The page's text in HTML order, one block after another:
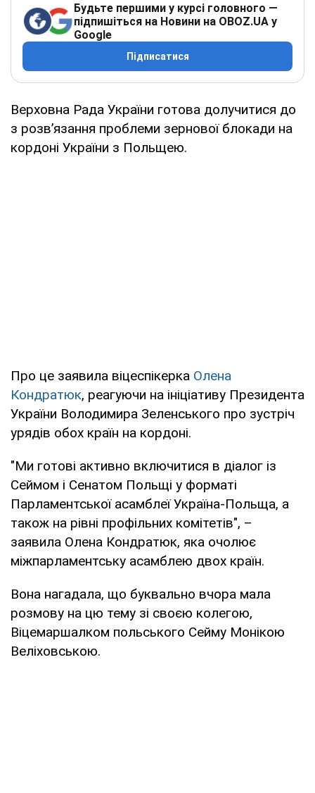
Будьте першими у курсі головного —
підпишіться на Новини на OBOZ.UA у
Google
Підписатися
Верховна Рада України готова долучитися до
з розв’язання проблеми зернової блокади на
кордоні України з Польщею.
Про це заявила віцеспікерка Олена
Кондратюк, реагуючи на ініціативу Президента
України Володимира Зеленського про зустріч
урядів обох країн на кордоні.
"Ми готові активно включитися в діалог із
Сеймом і Сенатом Польщі у форматі
Парламентської асамблеї Україна-Польща, а
також на рівні профільних комітетів", –
заявила Олена Кондратюк, яка очолює
міжпарламентську асамблею двох країн.
Вона нагадала, що буквально вчора мала
розмову на цю тему зі своєю колегою,
Віцемаршалком польського Сейму Монікою
Веліховською.